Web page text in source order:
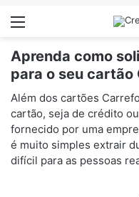
Menu
Aprenda como
para o seu cartão
Além dos cartões
cartão, seja de crédito
fornecido por uma
é muito simples extrair
difícil para as pessoas